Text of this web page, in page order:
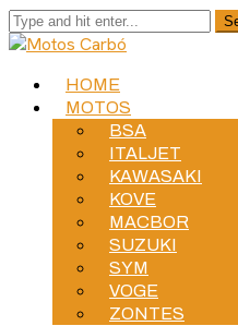
HOME
MOTOS
BSA
ITALJET
KAWASAKI
KOVE
MACBOR
SUZUKI
SYM
VOGE
ZONTES